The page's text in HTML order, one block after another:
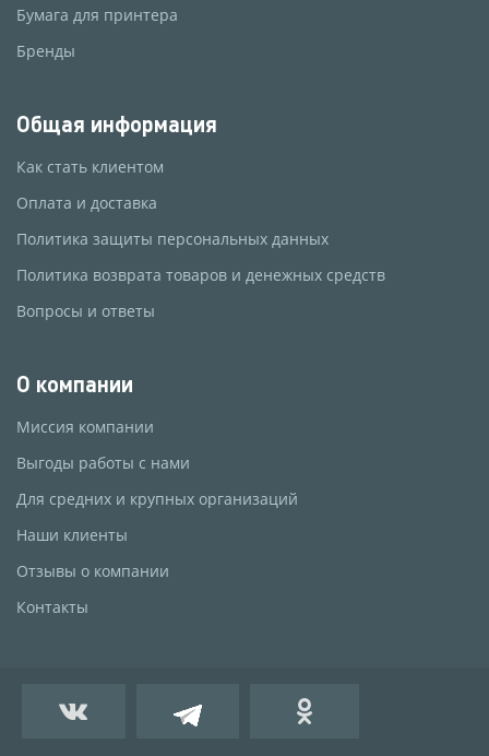
Бумага для принтера
Бренды
Общая информация
Как стать клиентом
Оплата и доставка
Политика защиты персональных данных
Политика возврата товаров и денежных средств
Вопросы и ответы
О компании
Миссия компании
Выгоды работы с нами
Для средних и крупных организаций
Наши клиенты
Отзывы о компании
Контакты